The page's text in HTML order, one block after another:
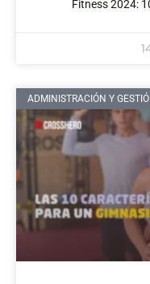
Fitness 2024:
ADMINISTRACIÓN Y